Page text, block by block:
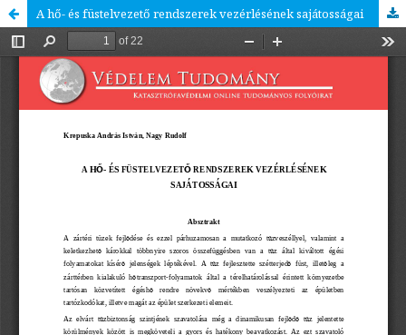
A hő- és füstelvezető rendszerek vezérlésének sajátosságai